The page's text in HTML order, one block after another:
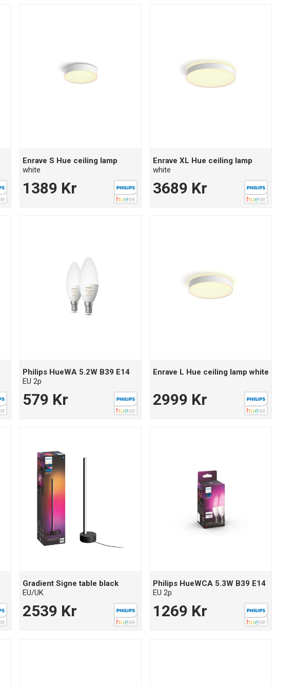
Enrave S Hue ceiling lamp
white
1389 Kr
Enrave XL Hue ceiling lamp
white
3689 Kr
Philips HueWA 5.2W B39 E14
EU 2p
579 Kr
Enrave L Hue ceiling lamp white
2999 Kr
Gradient Signe table black
EU/UK
2539 Kr
Philips HueWCA 5.3W B39 E14
EU 2p
1269 Kr